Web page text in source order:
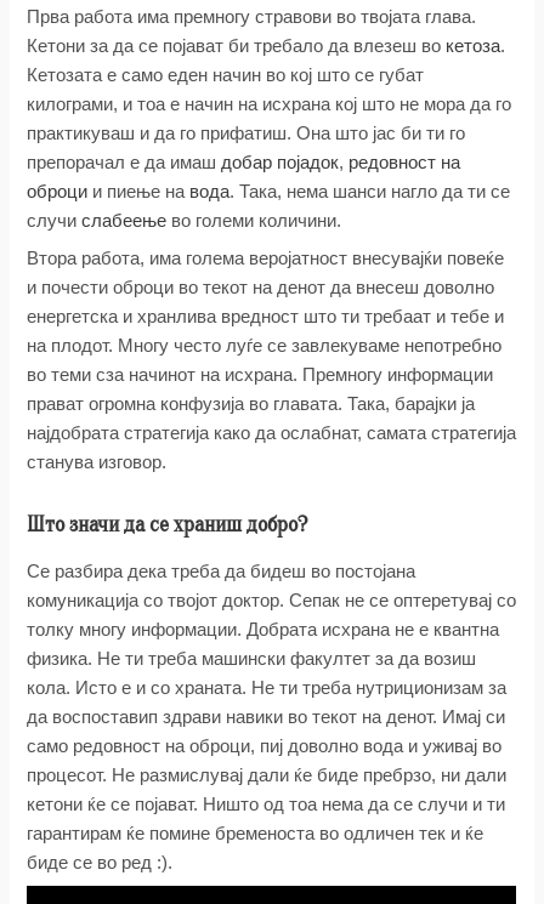
Прва работа има премногу стравови во твојата глава.
Кетони за да се појават би требало да влезеш во кетоза.
Кетозата е само еден начин во кој што се губат
килограми, и тоа е начин на исхрана кој што не мора да го
практикуваш и да го прифатиш. Она што јас би ти го
препорачал е да имаш добар појадок, редовност на
оброци и пиење на вода. Така, нема шанси нагло да ти се
случислабеење во големи количини.
Втора работа, има голема веројатност внесувајќи повеќе
и почести оброци во текот на денот да внесеш доволно
енергетска и хранлива вредност што ти требаат и тебе и
на плодот. Многу често луѓе се завлекуваме непотребно
во теми сза начинот на исхрана. Премногу информации
прават огромна конфузија во главата. Така, барајки ја
најдобрата стратегија како да ослабнат, самата стратегија
станува изговор.
Што значи да се храниш добро?
Се разбира дека треба да бидеш во постојана
комуникација со твојот доктор. Сепак не се оптеретувај со
толку многу информации. Добрата исхрана не е квантна
физика. Не ти треба машински факултет за да возиш
кола. Исто е и со храната. Не ти треба нутриционизам за
да воспоставип здрави навики во текот на денот. Имај си
само редовност на оброци, пиј доволно вода и уживај во
процесот. Не размислувај дали ќе биде пребрзо, ни дали
кетони ќе се појават. Ништо од тоа нема да се случи и ти
гарантирам ќе помине бременоста во одличен тек и ќе
биде се во ред :).